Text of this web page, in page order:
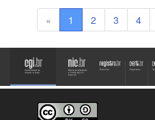
« 1 2 3 4